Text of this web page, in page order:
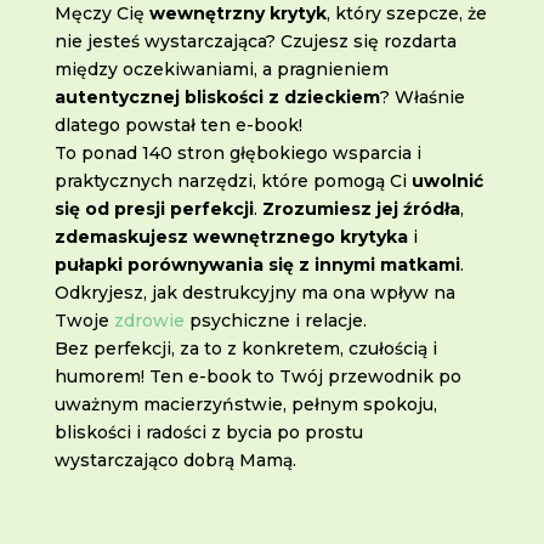
Męczy Cię wewnętrzny krytyk, który szepcze, że
nie jesteś wystarczająca? Czujesz się rozdarta
między oczekiwaniami, a pragnieniem
autentycznej bliskości z dzieckiem? Właśnie
dlatego powstał ten e-book!
To ponad 140 stron głębokiego wsparcia i
praktycznych narzędzi, które pomogą Ci uwolnić
się od presji perfekcji. Zrozumiesz jej źródła,
zdemaskujesz wewnętrznego krytykai
pułapki porównywania się z innymi matkami.
Odkryjesz, jak destrukcyjny ma ona wpływ na
Twoje zdrowie psychiczne i relacje.
Bez perfekcji, za to z konkretem, czułością i
humorem! Ten e-book to Twój przewodnik po
uważnym macierzyństwie, pełnym spokoju,
bliskości i radości z bycia po prostu
wystarczająco dobrą Mamą.